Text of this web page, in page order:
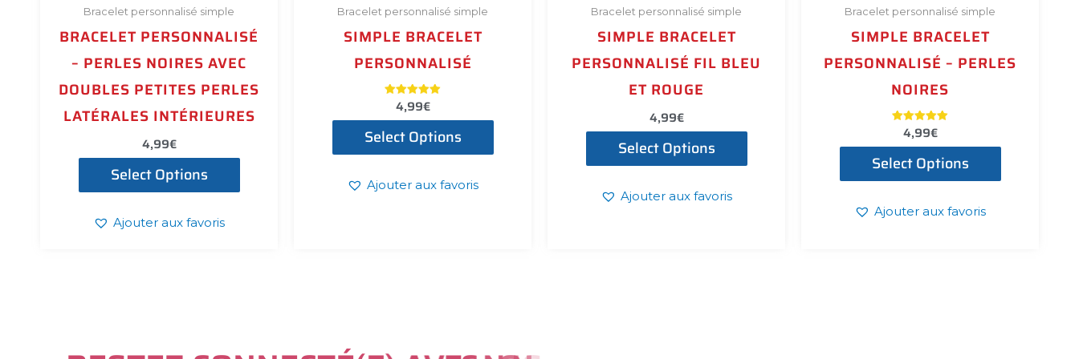
Bracelet personnalisé simple
BRACELET PERSONNALISÉ
– PERLES NOIRES AVEC
DOUBLES PETITES PERLES
LATÉRALES INTÉRIEURES
4,99€
Select Options
Ajouter aux favoris
Bracelet personnalisé simple
SIMPLE BRACELET
PERSONNALISÉ
Note
5.00
sur 5
4,99€
Select Options
Ajouter aux favoris
Bracelet personnalisé simple
SIMPLE BRACELET
PERSONNALISÉ FIL BLEU
ET ROUGE
4,99€
Select Options
Ajouter aux favoris
Bracelet personnalisé simple
SIMPLE BRACELET
PERSONNALISÉ – PERLES
NOIRES
Note
5.00
sur 5
4,99€
Select Options
Ajouter aux favoris